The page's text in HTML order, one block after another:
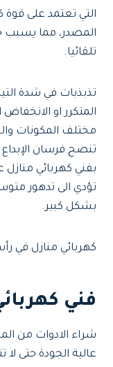
التي تعتمد على قوة
المصدر، مما يسبب
تلقائيا.
تذبذبات في شدة
المتكرر او
مختلف المكونات
تنصح فرسان
بفني كهربائي
تؤدي الى تدهور
بشكل كبير.
كهربائي منازل في
فني
شراء الادوات من
عالية الجودة حتى لا